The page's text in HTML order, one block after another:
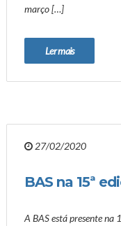
março […]
Ler mais
27/02/2020
BAS na 15ª
A BAS está presente na